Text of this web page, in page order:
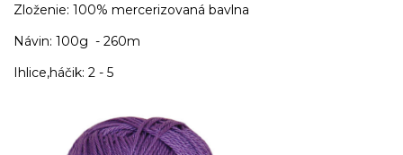
Zloženie: 100% mercerizovaná bavlna
Návin: 100g - 260m
Ihlice,háčik: 2 - 5